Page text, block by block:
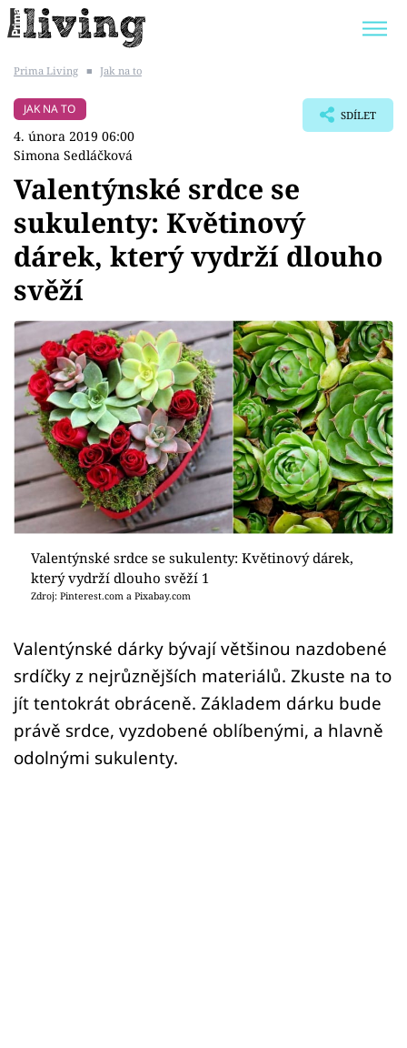
BYDLENÍ SLAVNÝCH
Témata
Bydlení
Zahrada
Design
Sledujte prima+
Přihlášení
Sledujte nás
Prima Living ■ Jak na to
JAK NA TO
4. února 2019 06:00
Simona Sedláčková
SDÍLET
Valentýnské srdce se
sukulenty: Květinový
dárek, který vydrží dlouho
svěží
Valentýnské srdce se sukulenty: Květinový dárek,
který vydrží dlouho svěží 1
Zdroj: Pinterest.com a Pixabay.com
Valentýnské dárky bývají většinou nazdobené
srdíčky z nejrůznějších materiálů. Zkuste na to
jít tentokrát obráceně. Základem dárku bude
právě srdce, vyzdobené oblíbenými, a hlavně
odolnými sukulenty.